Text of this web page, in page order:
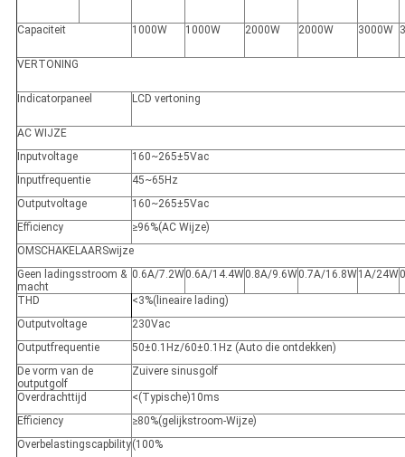
Capaciteit 1000W 1000W 2000W 2000W 3000W
VERTONING
Indicatorpaneel LCD vertoning
AC WIJZE
Inputvoltage
160~265±5Vac
Inputfrequentie
45~65Hz
Outputvoltage
160~265±5Vac
Efficiency
≥96%(AC Wijze)
OMSCHAKELAARSwijze
Geen ladingsstroom &
macht
0.6A/7.2W0.6A/14.4W0.8A/9.6W0.7A/16.8W1A/24W
THD <3%( lineaire lading)
Outputvoltage
230Vac
Outputfrequentie
50±0.1Hz/60±0.1Hz (Auto die ontdekken)
De vorm van de
outputgolf
Zuivere sinusgolf
Overdrachttijd <(Typische)10ms
Efficiency
≥80%(gelijkstroom-Wijze)
Overbelastingscapbility(100%